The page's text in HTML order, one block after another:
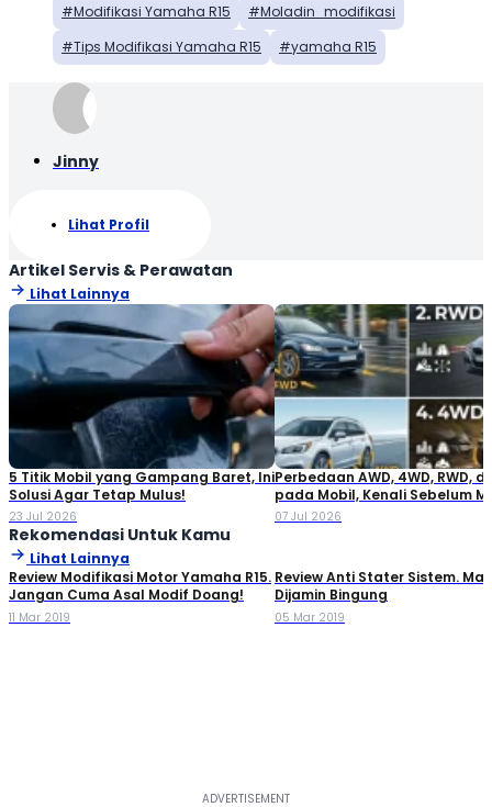
Modifikasi Yamaha R15
Moladin_modifikasi
Tips Modifikasi Yamaha R15
yamaha R15
Jinny
Lihat Profil
Artikel Servis & Perawatan
Lihat Lainnya
5 Titik Mobil yang Gampang Baret, Ini
Solusi Agar Tetap Mulus!
23 Jul 2026
Perbedaan AWD, 4WD, RWD,
pada Mobil, Kenali Sebelum
07 Jul 2026
Rekomendasi Untuk Kamu
Lihat Lainnya
Review Modifikasi Motor Yamaha R15.
Jangan Cuma Asal Modif Doang!
11 Mar 2019
Review Anti Stater Sistem.
Dijamin Bingung
05 Mar 2019